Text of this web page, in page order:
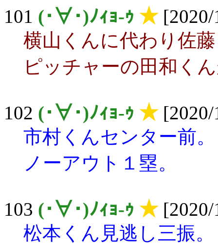
101 (･∀･)ﾉｨｮ-ｩ ★[2020/
横山くんに代わり佐
ピッチャーの田和く
102 (･∀･)ﾉｨｮ-ｩ ★[2020/
市村くんセンター前。
ノーアウト１塁。
103 (･∀･)ﾉｨｮ-ｩ ★[2020/
松本くん見逃し三振。